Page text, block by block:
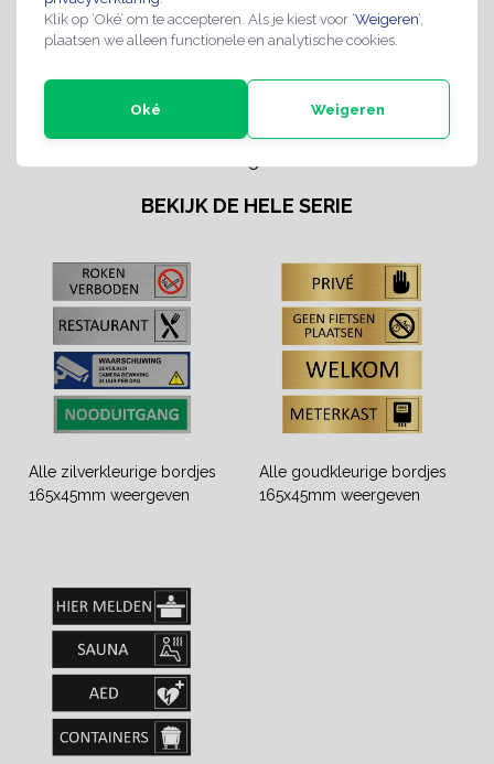
Klik op ‘Oké’ om te accepteren. Als je kiest voor ‘Weigeren’,
plaatsen we alleen functionele en analytische cookies.
Oké Weigeren
Uitvoering bord:
Los bord met 3M-Tape
Retourbeleid:
Een standaard product met
14 dagen recht van retour, je
gefrankeerd te retourneren.
Die kosten worden niet
BEKIJK DE HELE SERIE
Alle zilverkleurige bordjes
165x45mm weergeven
Alle goudkleurige bordjes
165x45mm weergeven